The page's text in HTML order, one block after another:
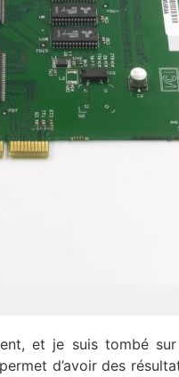
et je suis tombé
d’avoir des